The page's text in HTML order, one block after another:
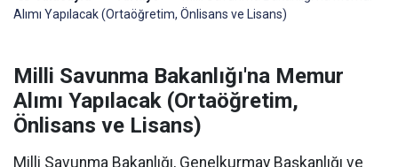
Alımı Yapılacak (Ortaöğretim, Önlisans ve Lisans)
Milli Savunma Bakanlığı'na Memur
Alımı Yapılacak (Ortaöğretim,
Önlisans ve Lisans)
Milli Savunma Bakanlığı, Genelkurmay Başkanlığı ve